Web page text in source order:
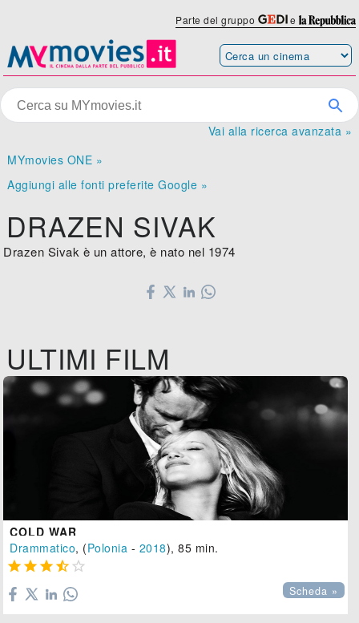
Parte del gruppo e
Vai alla ricerca avanzata »
MYmovies ONE »
Aggiungi alle fonti preferite Google »
DRAZEN SIVAK
Drazen Sivak è un attore, è nato nel 1974
ULTIMI FILM
COLD WAR
Drammatico, (Polonia - 2018), 85 min.
    
Scheda »